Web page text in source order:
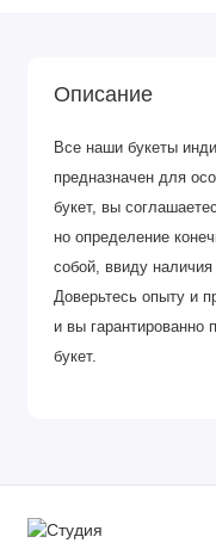
Описание
Все наши букеты
предназначен для
букет, вы
но определение
собой, ввиду наличия
Доверьтесь опыту и
и вы гарантированно
букет.